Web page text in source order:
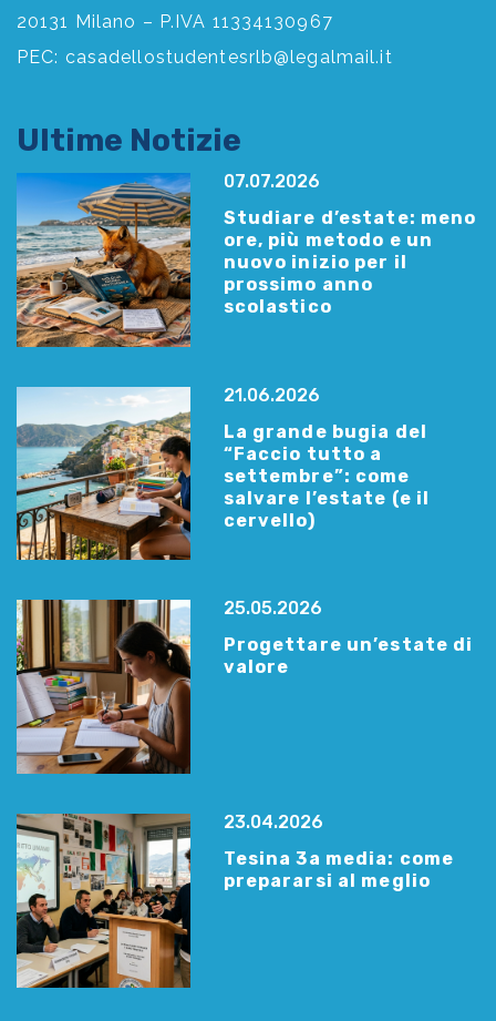
20131 Milano – P.IVA 11334130967
PEC: casadellostudentesrlb@legalmail.it
Ultime Notizie
07.07.2026
Studiare d’estate: meno
ore, più metodo e un
nuovo inizio per il
prossimo anno
scolastico
21.06.2026
La grande bugia del
“Faccio tutto a
settembre”: come
salvare l’estate (e il
cervello)
25.05.2026
Progettare un’estate di
valore
23.04.2026
Tesina 3a media: come
prepararsi al meglio